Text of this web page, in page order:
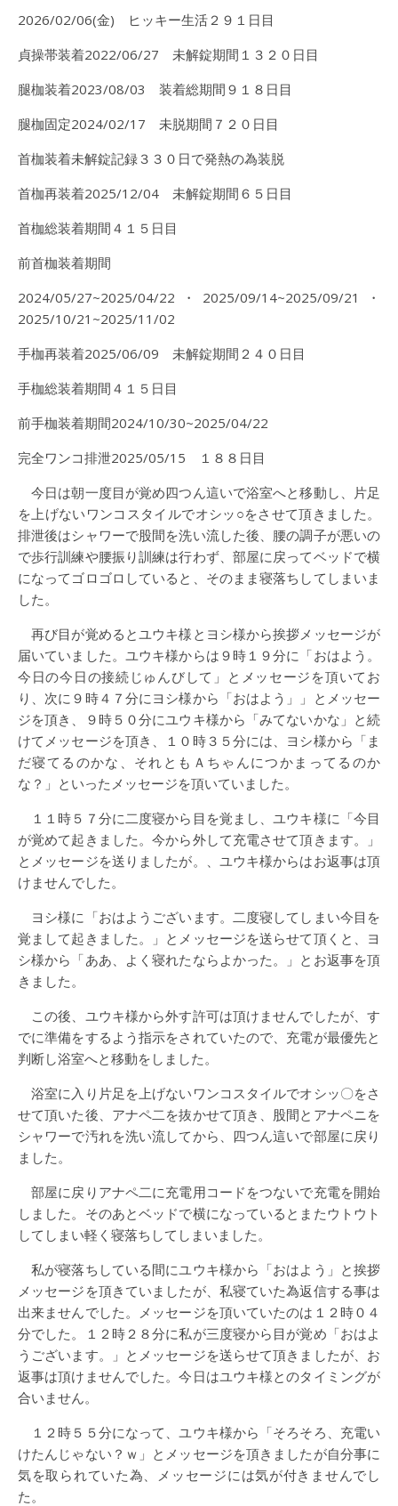
2026/02/06(金) ヒッキー生活２９１日目
貞操帯装着2022/06/27 未解錠期間１３２０日目
腿枷装着2023/08/03 装着総期間９１８日目
腿枷固定2024/02/17 未脱期間７２０日目
首枷装着未解錠記録３３０日で発熱の為装脱
首枷再装着2025/12/04 未解錠期間６５日目
首枷総装着期間４１５日目
前首枷装着期間
2024/05/27~2025/04/22・2025/09/14~2025/09/21・
2025/10/21~2025/11/02
手枷再装着2025/06/09 未解錠期間２４０日目
手枷総装着期間４１５日目
前手枷装着期間2024/10/30~2025/04/22
完全ワンコ排泄2025/05/15 １８８日目
今日は朝一度目が覚め四つん這いで浴室へと移動し、片足
を上げないワンコスタイルでオシッ○をさせて頂きました。
排泄後はシャワーで股間を洗い流した後、腰の調子が悪いの
で歩行訓練や腰振り訓練は行わず、部屋に戻ってベッドで横
になってゴロゴロしていると、そのまま寝落ちしてしまいま
した。
再び目が覚めるとユウキ様とヨシ様から挨拶メッセージが
届いていました。ユウキ様からは９時１９分に「おはよう。
今日の今日の接続じゅんびして」とメッセージを頂いてお
り、次に９時４７分にヨシ様から「おはよう」」とメッセー
ジを頂き、９時５０分にユウキ様から「みてないかな」と続
けてメッセージを頂き、１０時３５分には、ヨシ様から「ま
だ寝てるのかな、それともＡちゃんにつかまってるのか
な？」といったメッセージを頂いていました。
１１時５７分に二度寝から目を覚まし、ユウキ様に「今目
が覚めて起きました。今から外して充電させて頂きます。」
とメッセージを送りましたが。、ユウキ様からはお返事は頂
けませんでした。
ヨシ様に「おはようございます。二度寝してしまい今目を
覚まして起きました。」とメッセージを送らせて頂くと、ヨ
シ様から「ああ、よく寝れたならよかった。」とお返事を頂
きました。
この後、ユウキ様から外す許可は頂けませんでしたが、す
でに準備をするよう指示をされていたので、充電が最優先と
判断し浴室へと移動をしました。
浴室に入り片足を上げないワンコスタイルでオシッ〇をさ
せて頂いた後、アナペ二を抜かせて頂き、股間とアナペニを
シャワーで汚れを洗い流してから、四つん這いで部屋に戻り
ました。
部屋に戻りアナペ二に充電用コードをつないで充電を開始
しました。そのあとベッドで横になっているとまたウトウト
してしまい軽く寝落ちしてしまいました。
私が寝落ちしている間にユウキ様から「おはよう」と挨拶
メッセージを頂きていましたが、私寝ていた為返信する事は
出来ませんでした。メッセージを頂いていたのは１２時０４
分でした。１２時２８分に私が三度寝から目が覚め「おはよ
うございます。」とメッセージを送らせて頂きましたが、お
返事は頂けませんでした。今日はユウキ様とのタイミングが
合いません。
１２時５５分になって、ユウキ様から「そろそろ、充電い
けたんじゃない？ｗ」とメッセージを頂きましたが自分事に
気を取られていた為、メッセージには気が付きませんでし
た。